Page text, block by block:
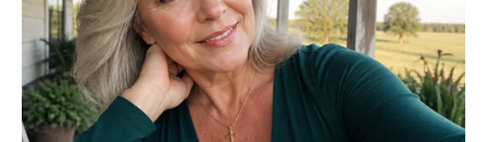
iznenaditi. Neko iz prošlosti može ponovo stupiti u
kontakt sa vama, ali ovog puta situacija neće biti ista kao
pre.
U ljubavi se otvara mogućnost iskrenog razgovora koji